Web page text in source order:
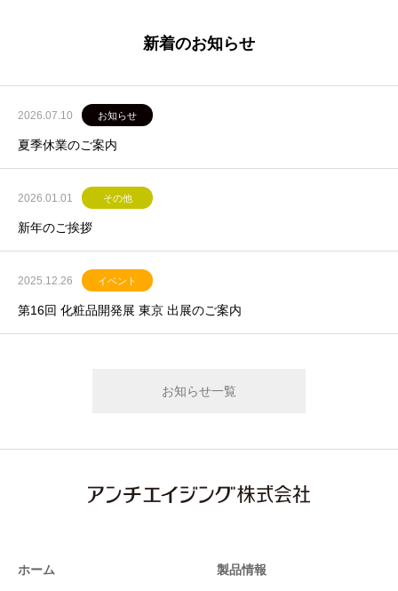
新着のお知らせ
2026.07.10 お知らせ
夏季休業のご案内
2026.01.01 その他
新年のご挨拶
2025.12.26 イベント
第16回 化粧品開発展 東京 出展のご案内
お知らせ一覧
ホーム 製品情報